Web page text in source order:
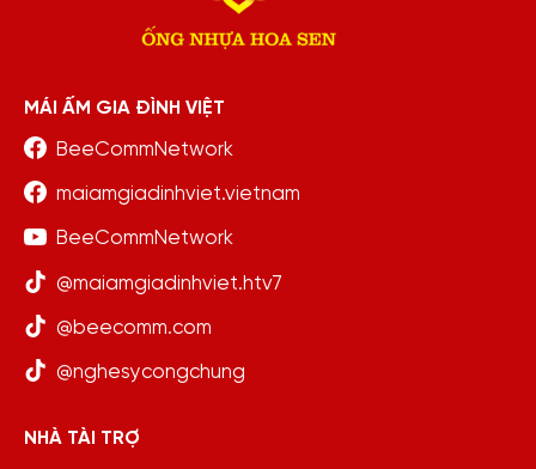
MÁI ẤM GIA ĐÌNH VIỆT
BeeCommNetwork
maiamgiadinhviet.vietnam
BeeCommNetwork
@maiamgiadinhviet.htv7
@beecomm.com
@nghesycongchung
NHÀ TÀI TRỢ